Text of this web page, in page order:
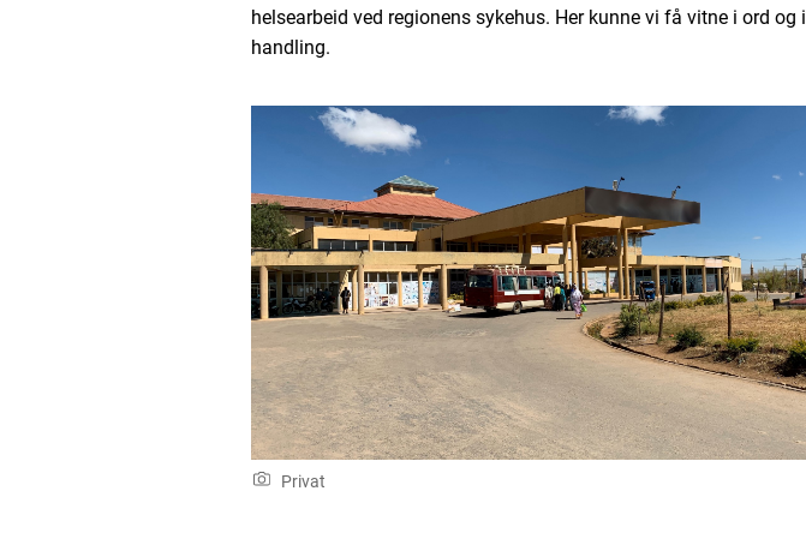
helsearbeid ved regionens sykehus. Her kunne vi få vitne i ord og i
handling.
Privat